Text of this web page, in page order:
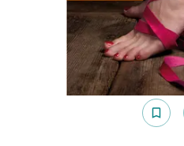
bookmark_border